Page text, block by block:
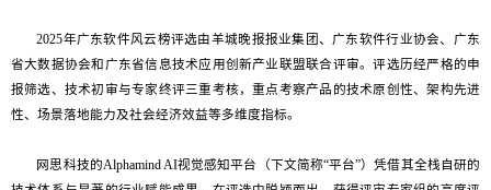
2025年广东软件风云榜评选由羊城晚报报业集团、广东软件行业协会、广东
省大数据协会和广东省信息技术应用创新产业联盟联合评审。评选历经严格的申
报筛选、技术初审与专家终评三重考核，重点考察产品的技术原创性、架构先进
性、场景落地能力及社会经济效益等多维度指标。
网思科技的Alphamind AI视觉感知平台（下文简称“平台”）凭借其全栈自研的